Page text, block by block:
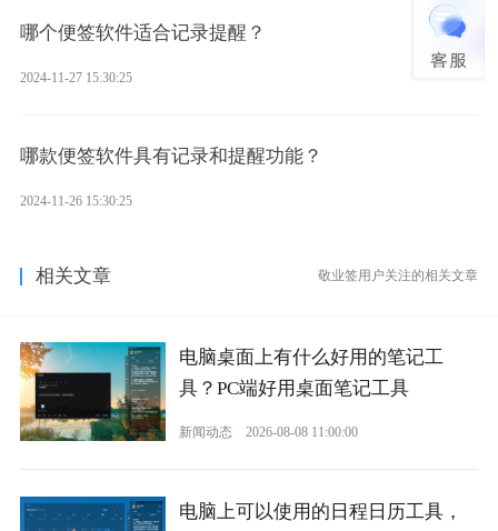
哪个便签软件适合记录提醒？
2024-11-27 15:30:25
哪款便签软件具有记录和提醒功能？
2024-11-26 15:30:25
相关文章 敬业签用户关注的相关文章
电脑桌面上有什么好用的笔记工
具？PC端好用桌面笔记工具
新闻动态 2026-08-08 11:00:00
电脑上可以使用的日程日历工具，